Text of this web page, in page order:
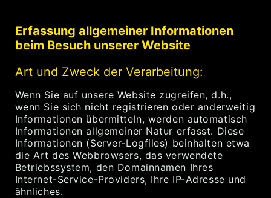
Erfassung allgemeiner Informationen
beim Besuch unserer Website
Art und Zweck der Verarbeitung:
Wenn Sie auf unsere Website zugreifen, d.h.,
wenn Sie sich nicht registrieren oder anderweitig
Informationen übermitteln, werden automatisch
Informationen allgemeiner Natur erfasst. Diese
Informationen (Server-Logfiles) beinhalten etwa
die Art des Webbrowsers, das verwendete
Betriebssystem, den Domainnamen Ihres
Internet-Service-Providers, Ihre IP-Adresse und
ähnliches.